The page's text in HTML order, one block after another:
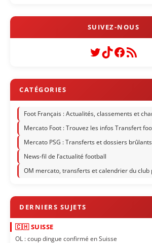
Twitter
TikTok
Flux RSS
Foot Français : Actualités, classements et
Mercato Foot : Trouvez les infos Transfert
Mercato PSG : Transferts et dossiers
News-fil de l’actualité football
OM mercato, transferts et calendrier du club
🇨🇭 SUISSE
OL : coup dingue confirmé en Suisse